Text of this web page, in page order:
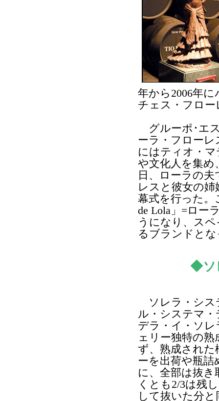
年から2006年
チェス・フロ
グルーポ･エ
ーラ・フローレ
にはティオ・
や文化人を集め
日、ローラの
レスと彼女の
幕式を行った。
de Lola」=ロー
うになり、ス
るブランドと
◆ソ
ソレラ・シス
ル・システマ
デラ・イ・ソレ
ェリー独特の熟
ず、熟成された
ーを出荷や瓶詰
に、全部は抜き
くとも2/3は残
して抜いた分と